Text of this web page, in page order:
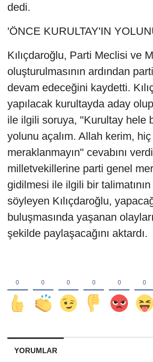
dedi.
'ÖNCE KURULTAY'IN
Kılıçdaroğlu, Parti Meclisi ve
oluşturulmasının ardından
devam edeceğini kaydetti.
yapılacak kurultayda aday
ile ilgili soruya, "Kurultay hele
yolunu açalım. Allah kerim, hiç
meraklanmayın" cevabını
milletvekillerine parti genel
gidilmesi ile ilgili bir talimatının
söyleyen Kılıçdaroğlu,
buluşmasında yaşanan
şekilde paylaşacağını aktardı.
YORUMLAR